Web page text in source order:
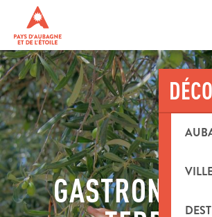
contenu
principal